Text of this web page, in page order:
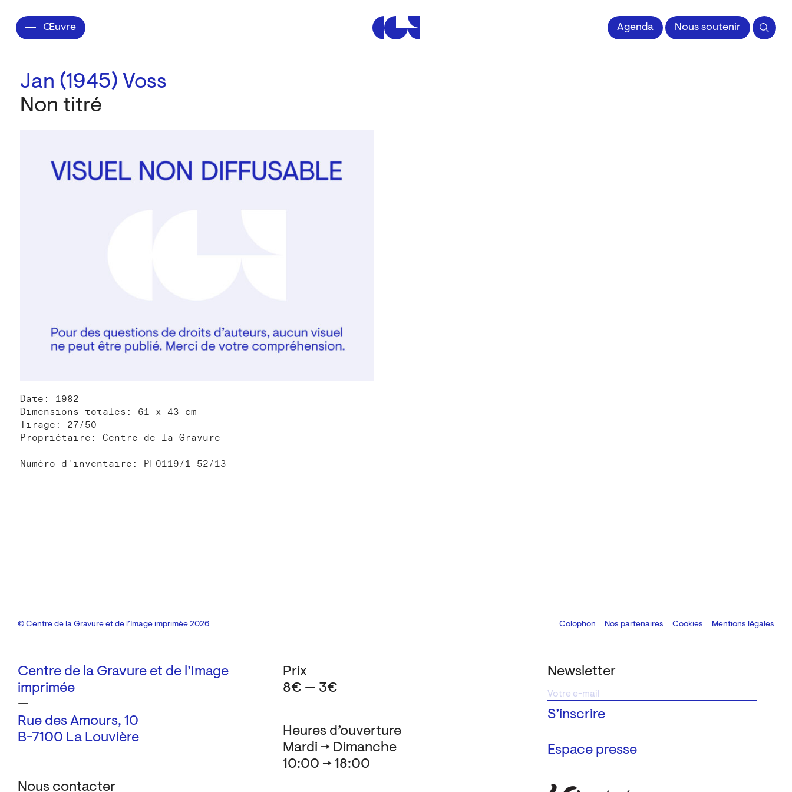
Œuvre Centre de la Gravure et de l'Image impriméeAgenda Nous soutenir
Jan (1945) Voss
Non titré
Date: 1982
Dimensions totales: 61 x 43 cm
Tirage: 27/50
Propriétaire: Centre de la Gravure
Numéro d'inventaire: PF0119/1-52/13
Centre de la Gravure et de l’Image
imprimée
—
Rue des Amours, 10
B-7100 La Louvière
Nous contacter
Newsletter
Espace presse
Heures d’ouverture
Mardi → Dimanche
10:00 → 18:00
Prix
8€ — 3€
© Centre de la Gravure et de l’Image imprimée 2026 Colophon
Design:Marcel Kaczmarek, code:8080.studio
Nos partenaires Cookies Mentions légales